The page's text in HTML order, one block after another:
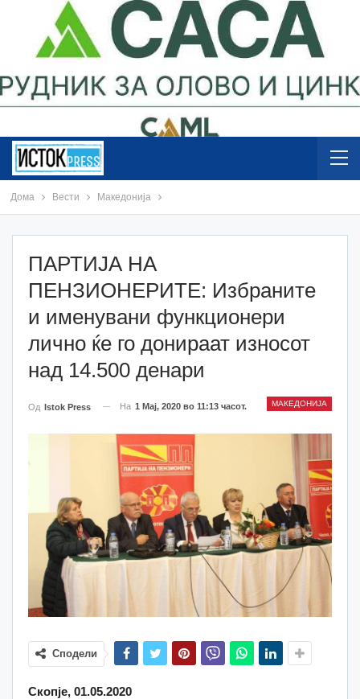
Дома Вести Македонија
ПАРТИЈА НА
ПЕНЗИОНЕРИТЕ: Избраните
и именувани функционери
лично ќе го донираат износот
над 14.500 денари
МАКЕДОНИЈА
Од Istok Press На 1 Мај, 2020 во 11:13 часот.
Сподели
Скопје, 01.05.2020